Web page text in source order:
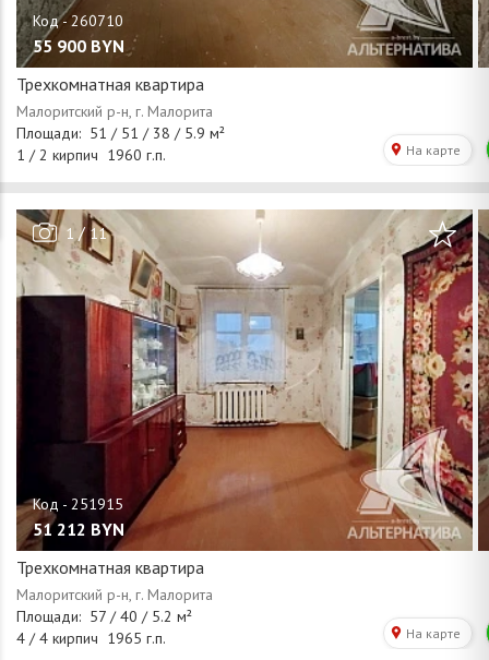
55 900 BYN
Трехкомнатная квартира
1 /11
51 212 BYN
Трехкомнатная квартира